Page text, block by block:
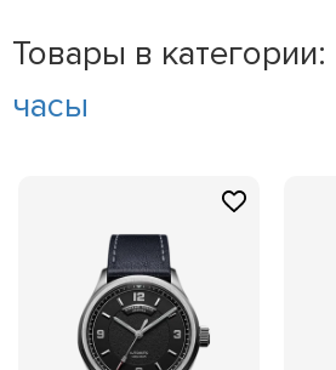
Товары в категории:
часы